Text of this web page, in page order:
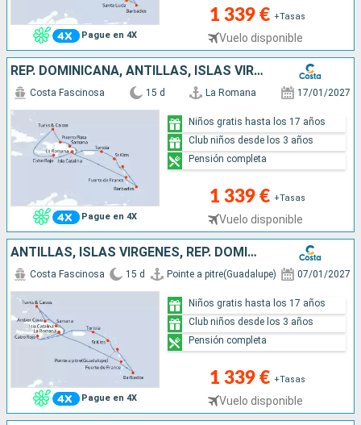
Pague en 4X
1 339 € +Tasas
Vuelo disponible
REP. DOMINICANA, ANTILLAS, ISLAS VÍRGENES, TURKS E ISLAS CAICOS
Pague en 4X
Costa Fascinosa 15 d La Romana 17/01/2027
1 339 € +Tasas
Vuelo disponible
Niños gratis hasta los 17 años
Club niños desde los 3 años
Pensión completa
ANTILLAS, ISLAS VÍRGENES, REP. DOMINICANA, TURKS E ISLAS CAICOS
Pague en 4X
Costa Fascinosa 15 d Pointe a pitre(Guadalupe) 07/01/2027
1 339 € +Tasas
Vuelo disponible
Niños gratis hasta los 17 años
Club niños desde los 3 años
Pensión completa